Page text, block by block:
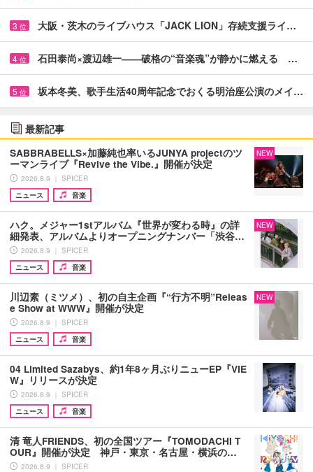
3 位 大阪・茨木のライブハウス「JACK LION」存続支援ライ…
4 位 石田泰尚×渡辺雄一――破格の“音楽魂”が静かに燃える …
5 位 坂本冬美、歌手生活40周年記念でおくる明治座公演のメイ…
最新記事
SABBRABELLS×加藤純也率いるJUNYA projectのツ
ーマンライブ『Revive the Vibe.』開催が決定
2026.8.9 ｜ SPICER
ニュース
音楽
NEW
ハク。メジャー1stアルバム『世界が変わる時』の詳
細発表、アルバムよりオープニングナンバー「渋谷…
2026.8.9 ｜ SPICER
ニュース
音楽
NEW
川辺素（ミツメ）、初の自主企画『“行方不明”Releas
e Show at WWW』開催が決定
2026.8.9 ｜ SPICER
ニュース
音楽
NEW
04 Limited Sazabys、約1年8ヶ月ぶりニューEP『VIE
W』リリースが決定
2026.8.9 ｜ SPICER
ニュース
音楽
清 竜人FRIENDS、初の全国ツアー『TOMODACHI T
OUR』開催が決定 神戸・東京・名古屋・横浜の…
2026.8.9 ｜ SPICER